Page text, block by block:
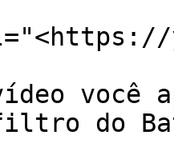
você
do